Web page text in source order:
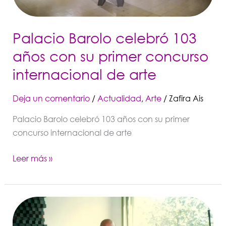
Palacio Barolo celebró 103
años con su primer concurso
internacional de arte
Deja un comentario / Actualidad, Arte/ Zafira Ais
Palacio Barolo celebró 103 años con su primer
concurso internacional de arte
internacional
arte
Leer más »
Muere
el